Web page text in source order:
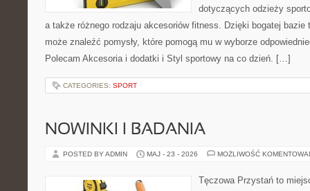
dotyczących odzieży
a także różnego rodzaju akcesoriów fitness. Dzięki bogatej
może znaleźć pomysły, które pomogą mu w wyborze
Polecam Akcesoria i dodatki i Styl sportowy na co dzień. […]
CATEGORIES: SPORT
NOWINKI I BADANIA
POSTED BY ADMIN MAJ - 23 - 2026 MOŻLIWOŚĆ
Tęczowa Przystań to